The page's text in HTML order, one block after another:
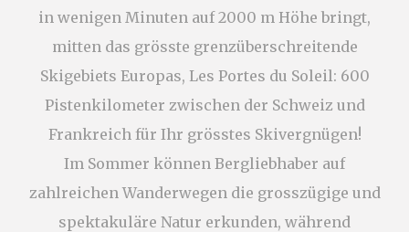
to enhance the
performance and
Analytics
allows user tracking
website
experience
Jahre
_ga_QBC1CGXYDZ
Google
Analytics
Google Analytics
allows user tracking
to enhance the
2
in wenigen Minuten auf 2000 m Höhe bringt,
mitten das grösste grenzüberschreitende
Skigebiets Europas, Les Portes du Soleil: 600
Pistenkilometer zwischen der Schweiz und
Frankreich für Ihr grösstes Skivergnügen!
Im Sommer können Bergliebhaber auf
zahlreichen Wanderwegen die grosszügige und
spektakuläre Natur erkunden, während